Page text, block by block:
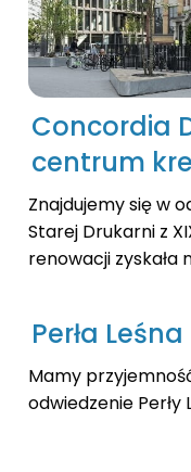
Concordia
centrum
Znajdujemy się w
Starej Drukarni z
renowacji zyskała
Perła Leśna
Mamy
odwiedzenie Perły